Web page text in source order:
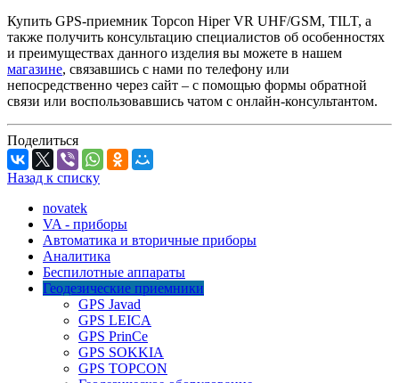
Купить GPS-приемник Topcon Hiper VR UHF/GSM, TILT, а
также получить консультацию специалистов об особенностях
и преимуществах данного изделия вы можете в нашем
магазине, связавшись с нами по телефону или
непосредственно через сайт – с помощью формы обратной
связи или воспользовавшись чатом с онлайн-консультантом.
Поделиться
Назад к списку
novatek
VA - приборы
Автоматика и вторичные приборы
Аналитика
Беспилотные аппараты
Геодезические приемники
GPS Javad
GPS LEICA
GPS PrinCe
GPS SOKKIA
GPS TOPCON